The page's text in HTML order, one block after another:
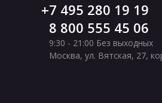
7 495 280 19 19
8 800 555 45 06
9:30 - 21:00 Без выходных
Москва, ул. Вятская, 27,